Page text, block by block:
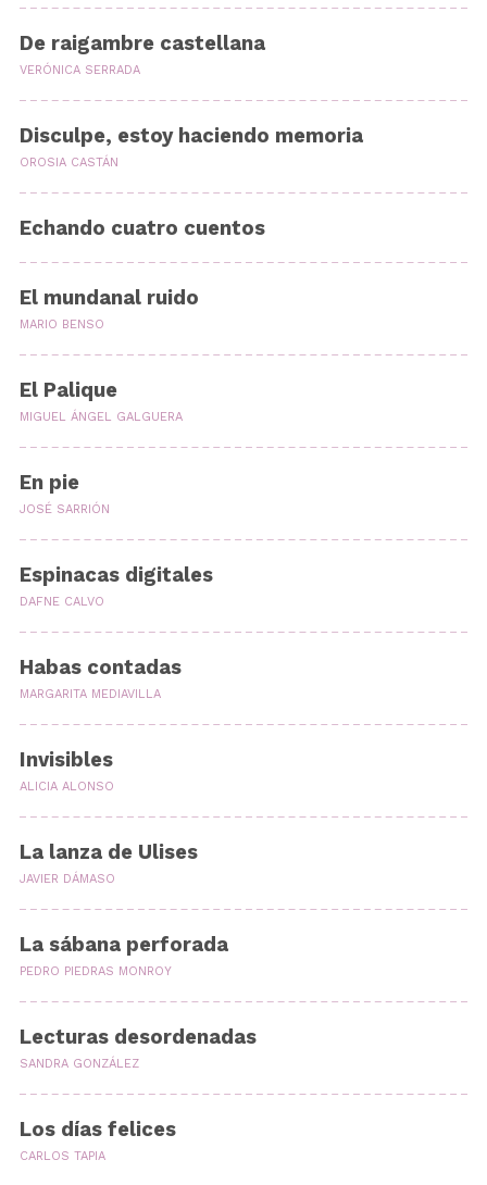
De raigambre castellana
VERÓNICA SERRADA
Disculpe, estoy haciendo memoria
OROSIA CASTÁN
Echando cuatro cuentos
El mundanal ruido
MARIO BENSO
El Palique
MIGUEL ÁNGEL GALGUERA
En pie
JOSÉ SARRIÓN
Espinacas digitales
DAFNE CALVO
Habas contadas
MARGARITA MEDIAVILLA
Invisibles
ALICIA ALONSO
La lanza de Ulises
JAVIER DÁMASO
La sábana perforada
PEDRO PIEDRAS MONROY
Lecturas desordenadas
SANDRA GONZÁLEZ
Los días felices
CARLOS TAPIA